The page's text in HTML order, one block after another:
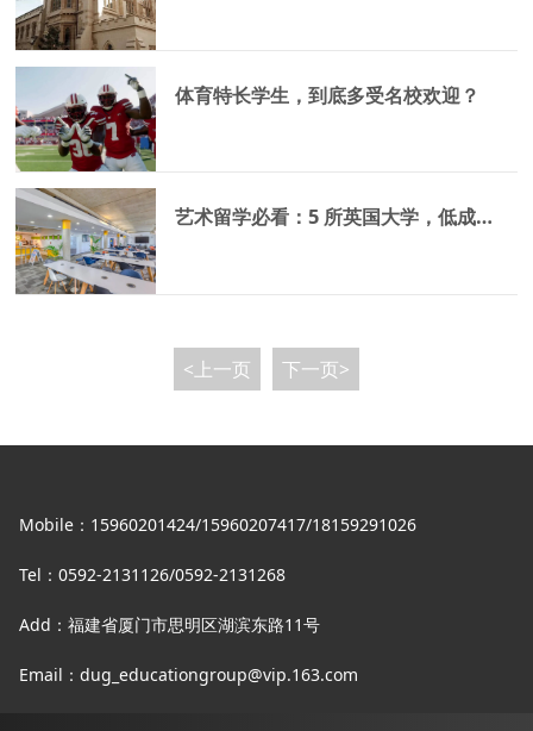
体育特长学生，到底多受名校欢迎？
艺术留学必看：5 所英国大学，低成本高收获的绝佳之选
<上一页 下一页>
Mobile：15960201424/15960207417/18159291026
Tel：0592-2131126/0592-2131268
Add：福建省厦门市思明区湖滨东路11号
Email：dug_educationgroup@vip.163.com